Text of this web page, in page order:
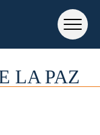
LA PAZ